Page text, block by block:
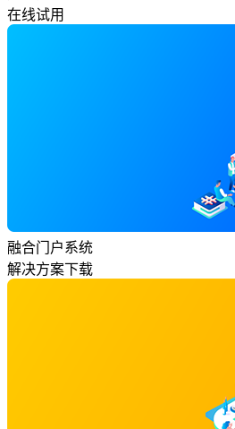
在线试用
融合门户系统
解决方案下载